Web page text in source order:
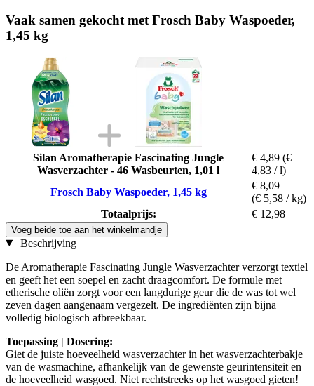
Vaak samen gekocht met Frosch Baby Waspoeder,
1,45 kg
Silan Aromatherapie Fascinating Jungle
Wasverzachter - 46 Wasbeurten, 1,01 l
€ 4,89 (€
4,83 / l)
Frosch Baby Waspoeder, 1,45 kg
€ 8,09
(€ 5,58 / kg)
Totaalprijs:
€ 12,98
Voeg beide toe aan het winkelmandje
Beschrijving
De Aromatherapie Fascinating Jungle Wasverzachter verzorgt textiel
en geeft het een soepel en zacht draagcomfort. De formule met
etherische oliën zorgt voor een langdurige geur die de was tot wel
zeven dagen aangenaam vergezelt. De ingrediënten zijn bijna
volledig biologisch afbreekbaar.
Toepassing | Dosering:
Giet de juiste hoeveelheid wasverzachter in het wasverzachterbakje
van de wasmachine, afhankelijk van de gewenste geurintensiteit en
de hoeveelheid wasgoed. Niet rechtstreeks op het wasgoed gieten!